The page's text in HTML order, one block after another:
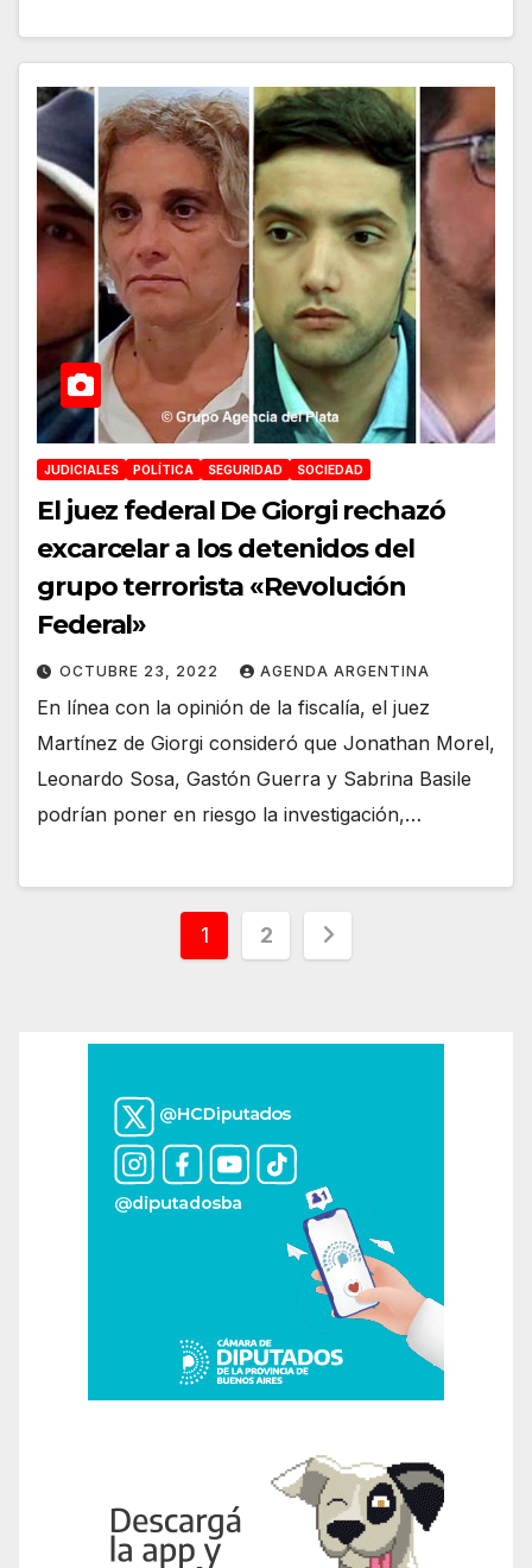
JUDICIALES POLÍTICA SEGURIDAD SOCIEDAD
El juez federal De Giorgi rechazó
excarcelar a los detenidos del
grupo terrorista «Revolución
Federal»
OCTUBRE 23, 2022 AGENDA ARGENTINA
En línea con la opinión de la fiscalía, el juez
Martínez de Giorgi consideró que Jonathan Morel,
Leonardo Sosa, Gastón Guerra y Sabrina Basile
podrían poner en riesgo la investigación,…
Paginación
entradas
1 2